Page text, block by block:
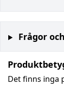
Frågor
Det finns inga